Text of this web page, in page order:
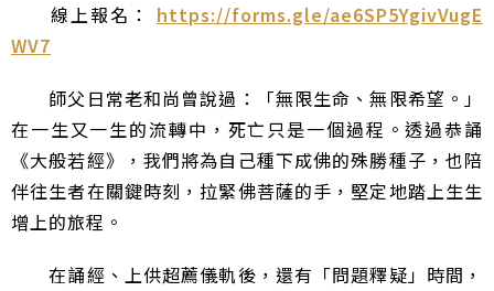
線上報名： https://forms.gle/ae6SP5YgivVugE
WV7
師父日常老和尚曾說過：「無限生命、無限希望。」
在一生又一生的流轉中，死亡只是一個過程。透過恭誦
《大般若經》，我們將為自己種下成佛的殊勝種子，也陪
伴往生者在關鍵時刻，拉緊佛菩薩的手，堅定地踏上生生
增上的旅程。
在誦經、上供超薦儀軌後，還有「問題釋疑」時間，